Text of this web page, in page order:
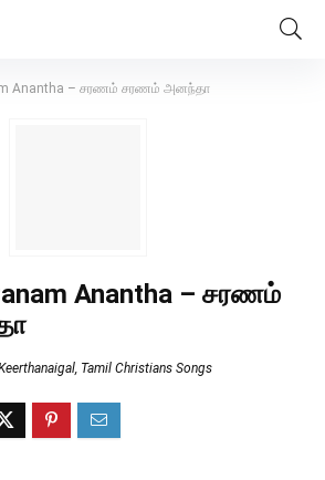
Anantha – சரணம் சரணம் அனந்தா
Anantha – சரணம்
, Tamil Christians Songs